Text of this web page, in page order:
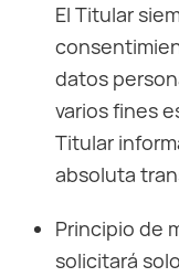
El Titular
datos
varios fines
Titular
absoluta
Principio de
solicitará